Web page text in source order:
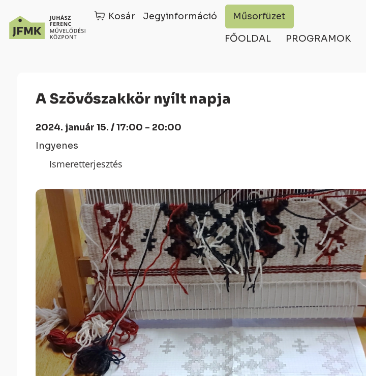
Kosár Jegyinformáció Műsorfüzet
FŐOLDAL PROGRAMOK
A Szövőszakkör nyílt napja
2024. január 15. / 17:00 - 20:00
Ingyenes
Ismeretterjesztés